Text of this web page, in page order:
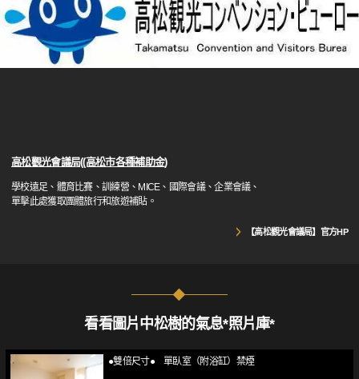
高松觀光會議局((高松市各種補助金)
學校遠足、體育比賽、訓練營、MICE、國際會議、企業會議、
單擊此處獲取團體旅行和旅遊補貼。
【高松觀光會議局】官方HP
看看圖片中松樹的氣息*照片庫*
●雙倍尺寸● 單臥室（附浴缸）禁煙